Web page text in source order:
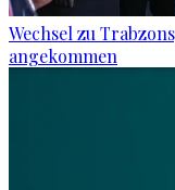
Wechsel zu
angekommen